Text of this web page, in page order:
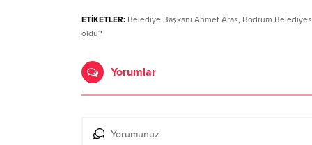
ETİKETLER: Belediye Başkanı Ahmet Aras, Bodrum
oldu?
Yorumlar